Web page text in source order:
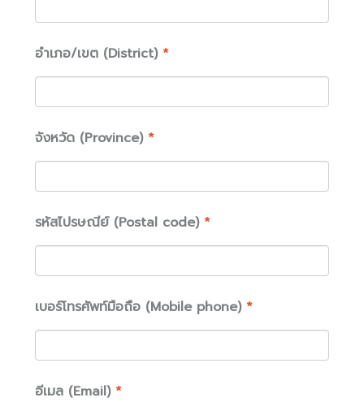
อำเภอ/เขต (District) *
จังหวัด (Province) *
รหัสไปรษณีย์ (Postal code) *
เบอร์โทรศัพท์มือถือ (Mobile phone) *
อีเมล (Email) *